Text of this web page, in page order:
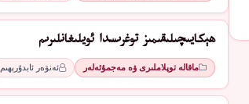
ھېكايىچىلىقىمىز توغرىسدا ئويلىغانلىرىم
ماقالە توپلاملىرى ۋە مەجمۇئەلەر ئەنۋەر ئابدۇرېھىم